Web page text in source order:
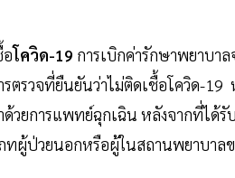
อโควิด-19 การเบิกค่ารักษาพยาบา
ตรวจที่ยืนยันว่าไม่ติดเชื้อโควิด-
ด้วยการแพทย์ฉุกเฉิน หลังจากที่ได้
ทผู้ป่วยนอกหรือผู้ในสถานพยาบาล